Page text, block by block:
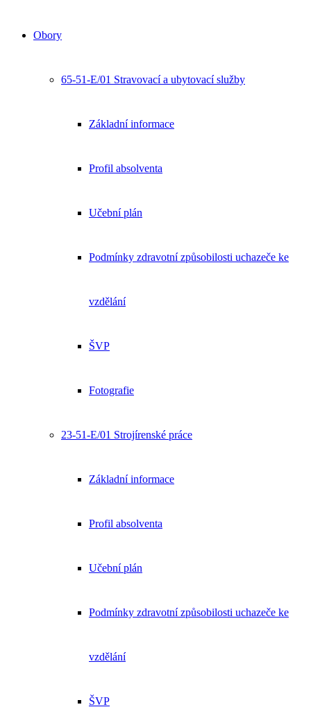
Obory
65-51-E/01 Stravovací a ubytovací služby
Základní informace
Profil absolventa
Učební plán
Podmínky zdravotní způsobilosti uchazeče ke
vzdělání
ŠVP
Fotografie
23-51-E/01 Strojírenské práce
Základní informace
Profil absolventa
Učební plán
Podmínky zdravotní způsobilosti uchazeče ke
vzdělání
ŠVP